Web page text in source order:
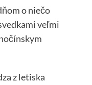
o niečo
veľmi
z letiska